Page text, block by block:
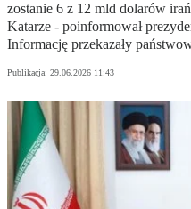
zostanie 6 z 12 mld dolarów
Katarze - poinformował
Informację przekazały
Publikacja: 29.06.2026 11:43